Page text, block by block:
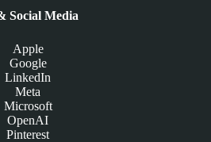
Social Media
Apple
Google
LinkedIn
Meta
Microsoft
OpenAI
Pinterest